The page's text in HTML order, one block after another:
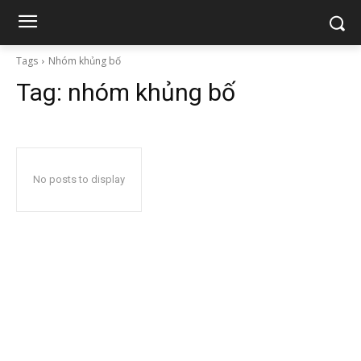
Tags Nhóm khủng bố
Tag: nhóm khủng bố
No posts to display